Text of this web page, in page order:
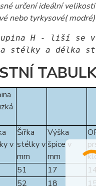
určení ideální
nebo tyrkysové(
H - liší se
stélky a délka
v
Šířka
stélky v
mm
Výška
špice v
mm
51 17
52 18